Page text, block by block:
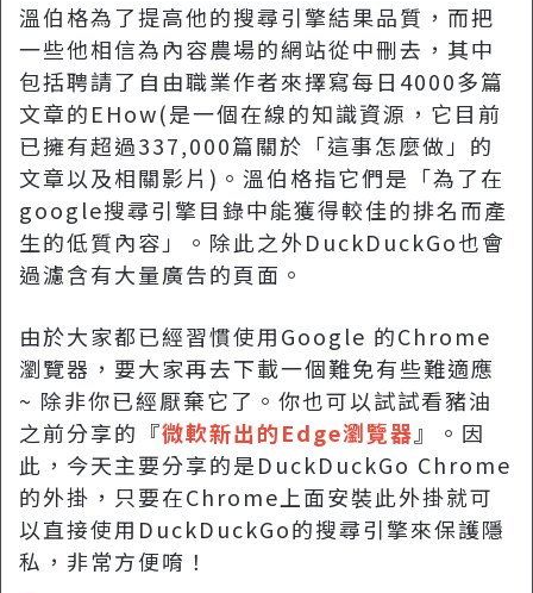
溫伯格為了提高他的搜尋引擎結果品質，而把
一些他相信為內容農場的網站從中刪去，其中
包括聘請了自由職業作者來擇寫每日4000多篇
文章的EHow(是一個在線的知識資源，它目前
已擁有超過337,000篇關於「這事怎麼做」的
文章以及相關影片)。溫伯格指它們是「為了在
google搜尋引擎目錄中能獲得較佳的排名而產
生的低質內容」。除此之外DuckDuckGo也會
過濾含有大量廣告的頁面。
由於大家都已經習慣使用Google 的Chrome
瀏覽器，要大家再去下載一個難免有些難適應
~ 除非你已經厭棄它了。你也可以試試看豬油
之前分享的『微軟新出的Edge瀏覽器』。因
此，今天主要分享的是DuckDuckGo Chrome
的外掛，只要在Chrome上面安裝此外掛就可
以直接使用DuckDuckGo的搜尋引擎來保護隱
私，非常方便唷！